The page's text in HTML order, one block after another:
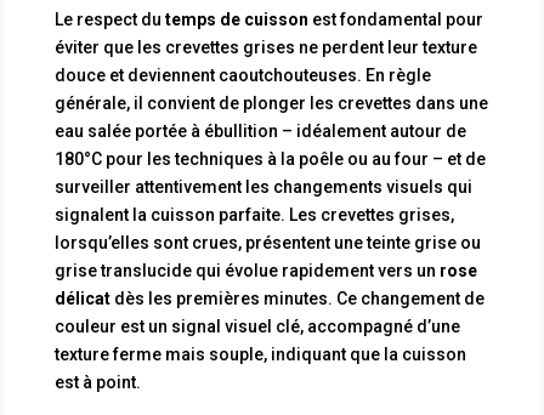
Le respect du temps de cuisson est fondamental pour
éviter que les crevettes grises ne perdent leur texture
douce et deviennent caoutchouteuses. En règle
générale, il convient de plonger les crevettes dans une
eau salée portée à ébullition – idéalement autour de
180°C pour les techniques à la poêle ou au four – et de
surveiller attentivement les changements visuels qui
signalent la cuisson parfaite. Les crevettes grises,
lorsqu’elles sont crues, présentent une teinte grise ou
grise translucide qui évolue rapidement vers un rose
délicatdès les premières minutes. Ce changement de
couleur est un signal visuel clé, accompagné d’une
texture ferme mais souple, indiquant que la cuisson
est à point.